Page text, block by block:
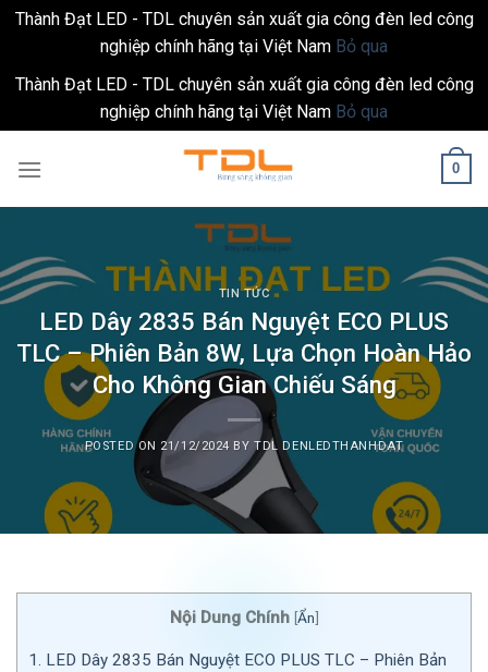
Thành Đạt LED - TDL chuyên sản xuất gia công đèn led công
nghiệp chính hãng tại Việt Nam Bỏ qua
Thành Đạt LED - TDL chuyên sản xuất gia công đèn led công
nghiệp chính hãng tại Việt Nam Bỏ qua
0
TIN TỨC
LED Dây 2835 Bán Nguyệt ECO PLUS
TLC – Phiên Bản 8W, Lựa Chọn Hoàn Hảo
Cho Không Gian Chiếu Sáng
POSTED ON 21/12/2024 BYTDL DENLEDTHANHDAT
Nội Dung Chính [Ẩn]
1. LED Dây 2835 Bán Nguyệt ECO PLUS TLC – Phiên Bản